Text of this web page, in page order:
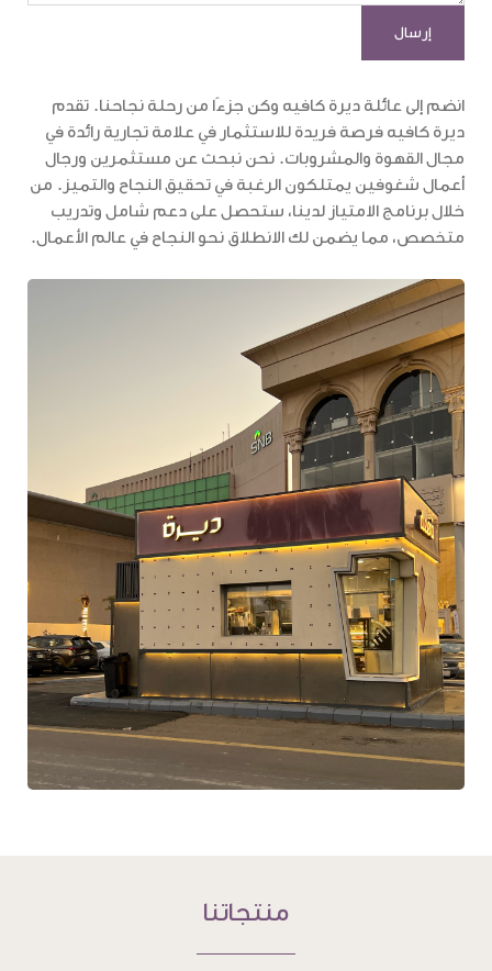
انضم إلى عائلة ديرة كافيه وكن جزءًا من رحلة نجاحنا. تقدم
ديرة كافيه فرصة فريدة للاستثمار في علامة تجارية رائدة في
مجال القهوة والمشروبات. نحن نبحث عن مستثمرين ورجال
أعمال شغوفين يمتلكون الرغبة في تحقيق النجاح والتميز. من
خلال برنامج الامتياز لدينا، ستحصل على دعم شامل وتدريب
متخصص، مما يضمن لك الانطلاق نحو النجاح في عالم الأعمال.
منتجاتنا